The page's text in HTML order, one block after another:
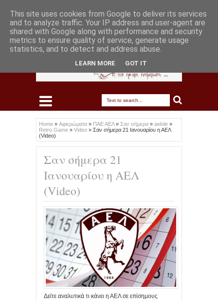
Home » Αφιερώματα » ΠΑΕ ΑΕΛ» Σαν σήμερα » aelole »
Retro Game » Video » Σαν σήμερα 21 Ιανουαρίου η ΑΕΛ
(Video)
Σαν σήμερα 21
Ιανουαρίου η ΑΕΛ
(Video)
Δείτε αναλυτικά τι κάνει η ΑΕΛ σε επίσημους
This site uses cookies from Google to deliver its services
and to analyze traffic. Your IP address and user-agent are
shared with Google along with performance and security
metrics to ensure quality of service, generate usage
statistics, and to detect and address abuse.
LEARN MORE GOT IT